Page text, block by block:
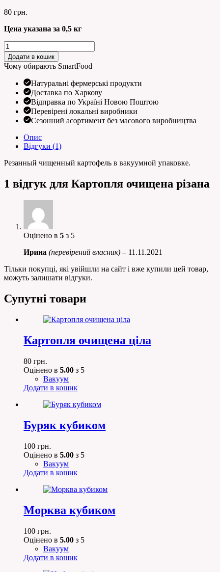
80 грн.
Цена указана за 0,5 кг
Картопля
очищена
різана
кількість
Додати в кошик
Чому обирають SmartFood
Натуральні фермерські продукти
Доставка по Харкову
Відправка по Україні Новою Поштою
Перевірені локальні виробники
Сезонний асортимент без масового виробництва
Опис
Відгуки (1)
Резанный чищенный картофель в вакуумной упаковке.
1 відгук для Картопля очищена різана
Оцінено в 5 з 5
Ирина (перевірений власник) – 11.11.2021
Тільки покупці, які увійшли на сайт і вже купили цей товар,
можуть залишати відгуки.
Супутні товари
Картопля очищена ціла
80 грн.
Оцінено в 5.00 з 5
Вакуум
Додати в кошик
Буряк кубиком
100 грн.
Оцінено в 5.00 з 5
Вакуум
Додати в кошик
Морква кубиком
100 грн.
Оцінено в 5.00 з 5
Вакуум
Додати в кошик